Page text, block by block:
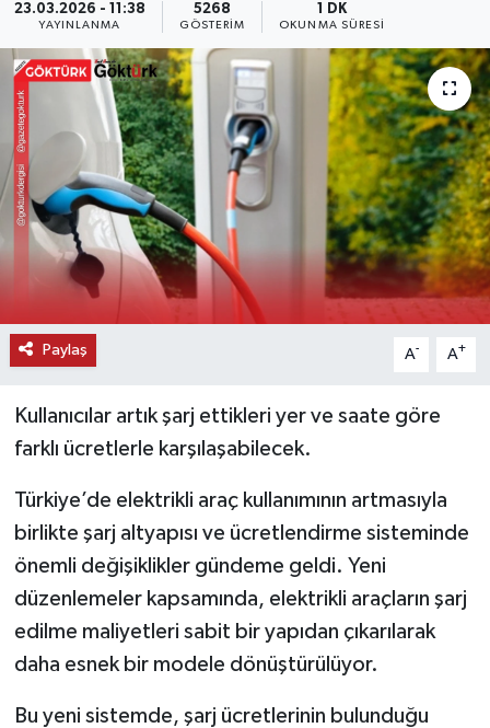
23.03.2026 - 11:38
YAYINLANMA
5268
GÖSTERIM
1 DK
OKUNMA SÜRESI
Paylaş A- A+
Kullanıcılar artık şarj ettikleri yer ve saate göre
farklı ücretlerle karşılaşabilecek.
Türkiye’de elektrikli araç kullanımının artmasıyla
birlikte şarj altyapısı ve ücretlendirme sisteminde
önemli değişiklikler gündeme geldi. Yeni
düzenlemeler kapsamında, elektrikli araçların şarj
edilme maliyetleri sabit bir yapıdan çıkarılarak
daha esnek bir modele dönüştürülüyor.
Bu yeni sistemde, şarj ücretlerinin bulunduğu
KEMERBURGAZ
KÜLTÜR - SANAT
MAGAZİN
ÖZEL HABER
SAĞLIK
SPOR
TEKNOLOJİ
TİCARET
YAŞAM